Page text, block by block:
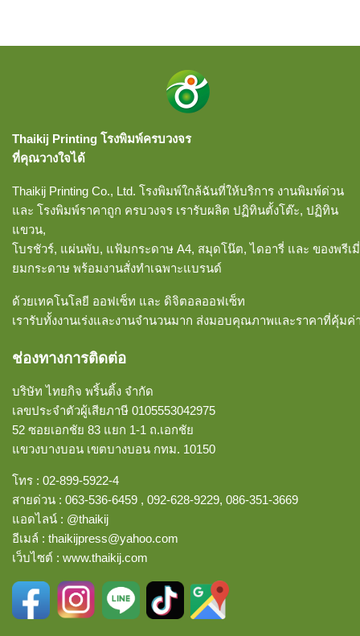
Thaikij Printing โรงพิมพ์ครบวงจร
ที่คุณวางใจได้
Thaikij Printing Co., Ltd. โรงพิมพ์ใกล้ฉันที่ให้บริการ งานพิมพ์ด่วน
และ โรงพิมพ์ราคาถูก ครบวงจร เรารับผลิต ปฏิทินตั้งโต๊ะ, ปฏิทิน
แขวน,
โบรชัวร์, แผ่นพับ, แฟ้มกระดาษ A4, สมุดโน๊ต, ไดอารี่ และ ของพรีเมี่
ยมกระดาษ พร้อมงานสั่งทำเฉพาะแบรนด์
ด้วยเทคโนโลยี ออฟเซ็ท และ ดิจิตอลออฟเซ็ท
เรารับทั้งงานเร่งและงานจำนวนมาก ส่งมอบคุณภาพและราคาที่คุ้มค่
ช่องทางการติดต่อ
บริษัท ไทยกิจ พริ้นติ้ง จำกัด
เลขประจำตัวผู้เสียภาษี 0105553042975
52 ซอยเอกชัย 83 แยก 1-1 ถ.เอกชัย
แขวงบางบอน เขตบางบอน กทม. 10150
โทร : 02-899-5922-4
สายด่วน : 063-536-6459 , 092-628-9229, 086-351-3669
แอดไลน์ : @thaikij
อีเมล์ : thaikijpress@yahoo.com
เว็บไซต์ : www.thaikij.com